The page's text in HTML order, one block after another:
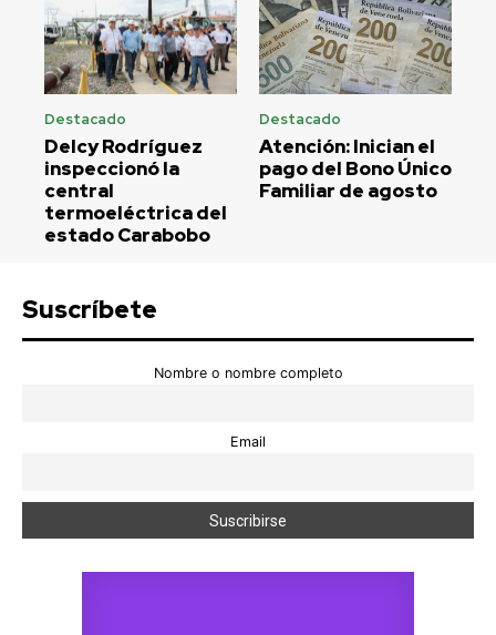
Destacado
Delcy Rodríguez
inspeccionó la
central
termoeléctrica del
estado Carabobo
Destacado
Atención: Inician el
pago del Bono Único
Familiar de agosto
Suscríbete
Nombre o nombre completo
Email